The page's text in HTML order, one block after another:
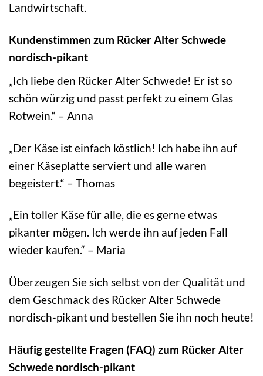
Landwirtschaft.
Kundenstimmen zum Rücker Alter Schwede
nordisch-pikant
„Ich liebe den Rücker Alter Schwede! Er ist so
schön würzig und passt perfekt zu einem Glas
Rotwein.“ – Anna
„Der Käse ist einfach köstlich! Ich habe ihn auf
einer Käseplatte serviert und alle waren
begeistert.“ – Thomas
„Ein toller Käse für alle, die es gerne etwas
pikanter mögen. Ich werde ihn auf jeden Fall
wieder kaufen.“ – Maria
Überzeugen Sie sich selbst von der Qualität und
dem Geschmack des Rücker Alter Schwede
nordisch-pikant und bestellen Sie ihn noch heute!
Häufig gestellte Fragen (FAQ) zum Rücker Alter
Schwede nordisch-pikant